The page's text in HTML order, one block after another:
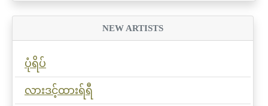
NEW ARTISTS
ပုံရိပ်
လားဒင့်ထားရ်ရီ